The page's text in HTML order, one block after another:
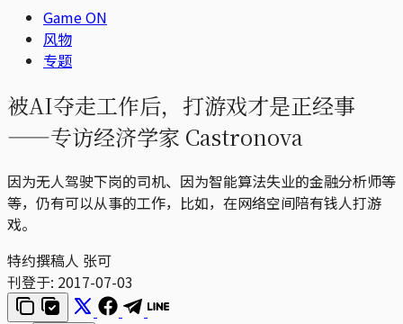
Game ON
风物
专题
被AI夺走工作后，打游戏才是正经事
——专访经济学家 Castronova
因为无人驾驶下岗的司机、因为智能算法失业的金融分析师等
等，仍有可以从事的工作，比如，在网络空间陪有钱人打游
戏。
特约撰稿人 张可
刊登于: 2017-07-03